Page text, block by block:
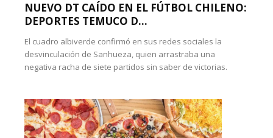
NUEVO DT CAÍDO EN EL FÚTBOL CHILENO:
DEPORTES TEMUCO D...
El cuadro albiverde confirmó en sus redes sociales la
desvinculación de Sanhueza, quien arrastraba una
negativa racha de siete partidos sin saber de victorias.